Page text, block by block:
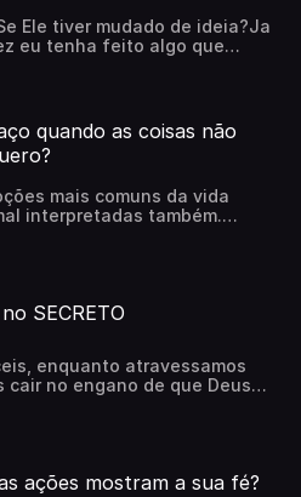
Ele tiver mudado de ideia?Ja
eu tenha feito algo que
também quer q a gente
só esperar.Esses são alguns
verdade é que esperamos
diabo feio com tridente nos
justamente na sua dúvida?E
quando as coisas não
mais comuns da vida
interpretadas também.
sentir frustração é falta de
sinal de que você é
não saem do nosso jeito.
portas se
se cumprirem. Mas
controlar.A frustração
é o que fazemos com
revolta e
com maturidade, rendição
o seu coração.
SECRETO
enquanto atravessamos
no engano de que Deus
que em algum momento você
mais eficácia e nem
vê, principalmente no secreto.
ações mostram a sua fé?